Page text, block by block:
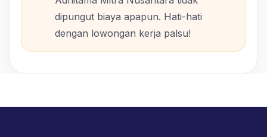
dipungut biaya apapun. Hati-hati
dengan lowongan kerja palsu!